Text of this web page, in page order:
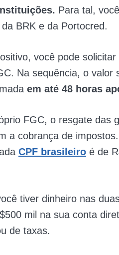
Para tal,
BRK e da Portocred.
você pode
Na sequência, o valor
em até 48 horas
FGC, o resgate das
a cobrança de
CPF brasileiro é de
tiver dinheiro nas
mil na sua conta
de taxas.